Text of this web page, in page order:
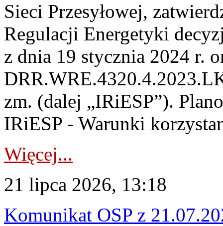
Sieci Przesyłowej,
Regulacji Energetyki
z dnia 19 stycznia 2024 r.
zm. (dalej „IRiESP”).
IRiESP - Warunki
Więcej...
21 lipca 2026, 13:18
Komunikat OSP z